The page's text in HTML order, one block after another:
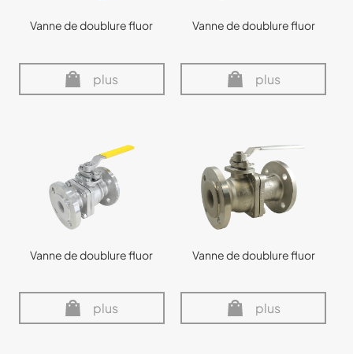
Vanne de doublure fluor
plus
Vanne de doublure fluor
plus
Vanne de doublure fluor
plus
Vanne de doublure fluor
plus